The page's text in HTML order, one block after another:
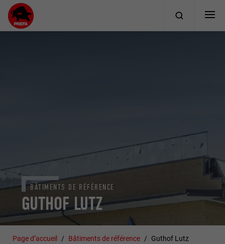
GUTHOF LUTZ
BÂTIMENTS DE RÉFÉRENCE
Page d’accueil Bâtiments de référence Guthof Lutz